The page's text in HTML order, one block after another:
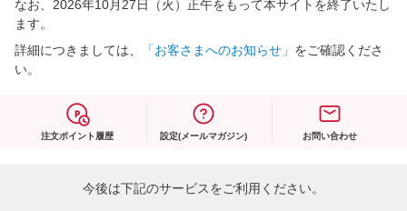
なお、2026年10月27日（火）正午をもって本サイトを終了いたし
ます。
詳細につきましては、
「お客さまへのお知らせ」 をご確認くださ
い。
注文ポイント履歴 設定(メールマガジン) お問い合わせ
今後は下記のサービスをご利用ください。